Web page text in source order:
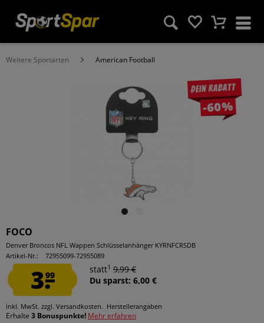
Weitere Sportarten American Football
Dein Rabatt
-60%
FOCO
Denver Broncos NFL Wappen Schlüsselanhänger KYRNFCRSDB
Artikel-Nr.:
72955099-72955089
3.99
statt1 9,99 €
Du sparst: 6,00 €
inkl. MwSt. zzgl. Versandkosten. Herstellerangaben
Erhalte 3 Bonuspunkte! Mehr erfahren